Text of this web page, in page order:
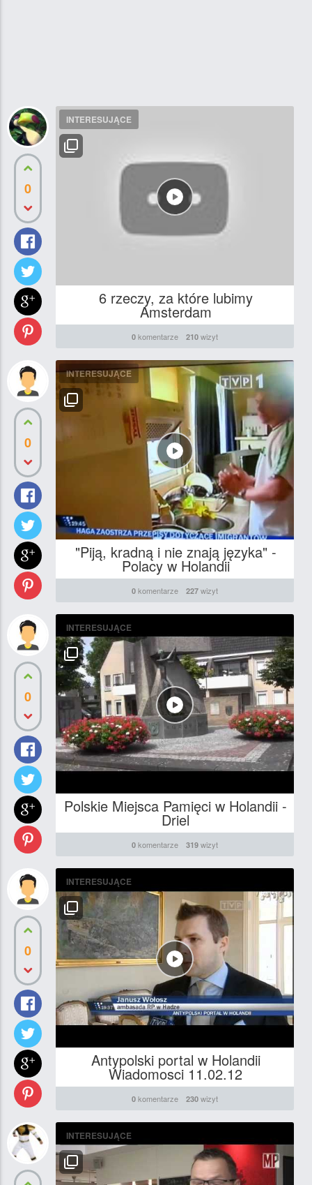
0
INTERESUJĄCE
6 rzeczy, za które lubimy
Amsterdam
0 komentarze 210 wizyt
0
INTERESUJĄCE
"Piją, kradną i nie znają języka" -
Polacy w Holandii
0 komentarze 227 wizyt
0
INTERESUJĄCE
Polskie Miejsca Pamięci w Holandii -
Driel
0 komentarze 319 wizyt
0
INTERESUJĄCE
Antypolski portal w Holandii
Wiadomosci 11.02.12
0 komentarze 230 wizyt
INTERESUJĄCE